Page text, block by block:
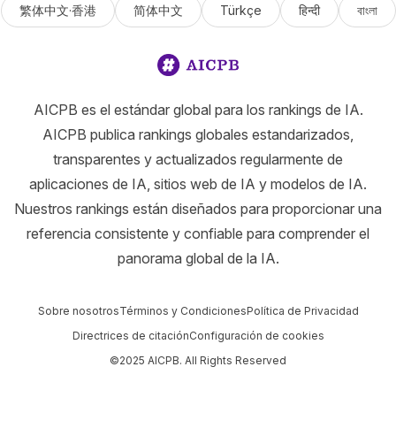
繁体中文·香港 简体中文 Türkçe हिन्दी বাংলা
AICPB es el estándar global para los rankings de IA.
AICPB publica rankings globales estandarizados,
transparentes y actualizados regularmente de
aplicaciones de IA, sitios web de IA y modelos de IA.
Nuestros rankings están diseñados para proporcionar una
referencia consistente y confiable para comprender el
panorama global de la IA.
Sobre nosotrosTérminos y CondicionesPolítica de Privacidad
Directrices de citaciónConfiguración de cookies
©2025 AICPB. All Rights Reserved